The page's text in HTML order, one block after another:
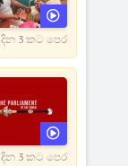
දින 3 කට පෙර
දින 3 කට පෙර